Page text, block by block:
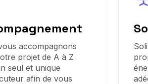
accompagnons
projet de A à Z
seul et unique
afin de vous